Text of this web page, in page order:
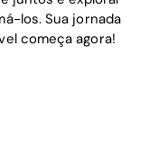
los. Sua jornada
começa agora!